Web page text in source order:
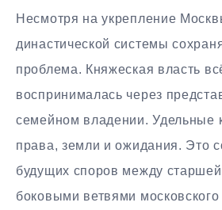
Несмотря на укрепление
династической системы
проблема. Княжеская власть
воспринималась через
семейном владении. Удельные
права, земли и ожидания. Это
будущих споров между
боковыми ветвями